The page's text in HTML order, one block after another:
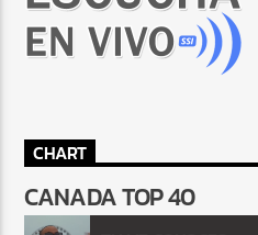
CHART
CANADA TOP 40